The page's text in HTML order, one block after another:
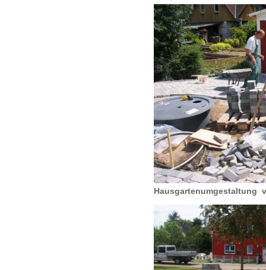
Hausgartenumgestaltung